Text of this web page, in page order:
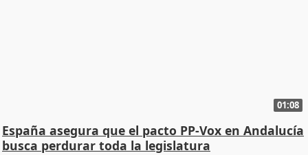
01:08
España asegura que el pacto PP-Vox en Andalucía
busca perdurar toda la legislatura